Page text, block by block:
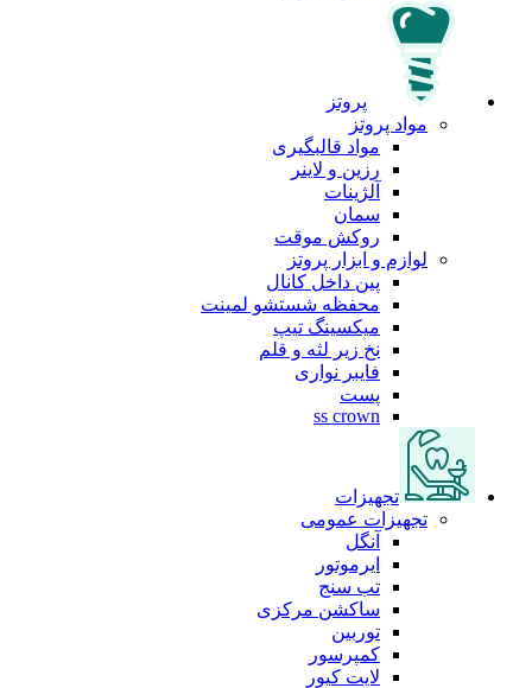
پروتز
مواد پروتز
مواد قالبگیری
رزین و لاینر
آلژینات
سمان
روکش موقت
لوازم و ابزار پروتز
پین داخل کانال
محفظه شستشو لمینت
میکسینگ تیپ
نخ زیر لثه و قلم
فایبر نواری
پست
ss crown
تجهیزات
تجهیزات عمومی
آنگل
ایرموتور
تب سنج
ساکشن مرکزی
توربین
کمپرسور
لایت کیور